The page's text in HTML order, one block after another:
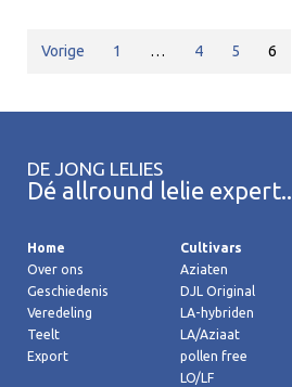
Vorige 1 … 4 5 6
DE JONG LELIES
Dé allround lelie expert..
Home
Over ons
Geschiedenis
Veredeling
Teelt
Export
Cultivars
Aziaten
DJL Original
LA-hybriden
LA/Aziaat
pollen free
LO/LF